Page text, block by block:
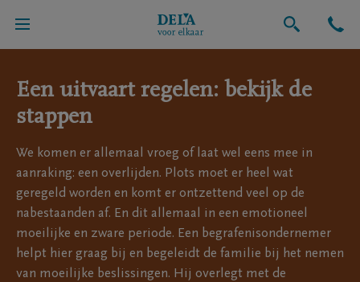
Uitvaart
Een uitvaart regelen: bekijk de
stappen
We komen er allemaal vroeg of laat wel eens mee in
aanraking: een overlijden. Plots moet er heel wat
geregeld worden en komt er ontzettend veel op de
nabestaanden af. En dit allemaal in een emotioneel
moeilijke en zware periode. Een begrafenisondernemer
helpt hier graag bij en begeleidt de familie bij het nemen
van moeilijke beslissingen. Hij overlegt met de